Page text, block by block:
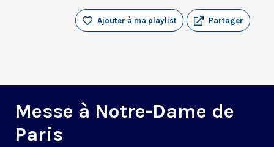
Partager
Ajouter à ma playlist
Messe à Notre-Dame de
Paris